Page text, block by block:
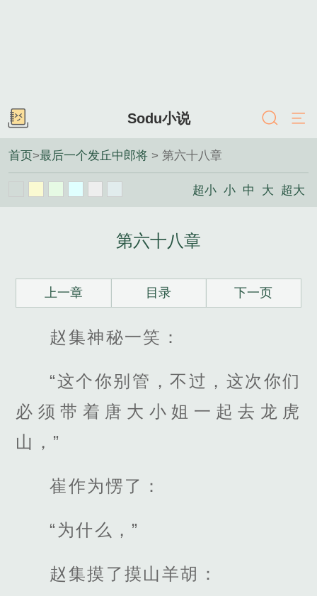
Sodu小说
首页>最后一个发丘中郎将 > 第六十八章
超小 小 中 大 超大
第六十八章
上一章 目录 下一页
赵集神秘一笑：
“这个你别管，不过，这次你们
必须带着唐大小姐一起去龙虎
山，”
崔作为愣了：
“为什么，”
赵集摸了摸山羊胡：